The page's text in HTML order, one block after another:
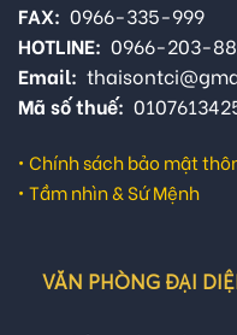
FAX: 0966-335-999
HOTLINE: 0966-203-
Email:
Mã số thuế:
• Chính sách bảo mật
• Tầm nhìn & Sứ Mệnh
VĂN PHÒNG ĐẠI